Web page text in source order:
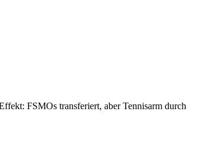
FSMOs transferiert, aber Tennisarm durch